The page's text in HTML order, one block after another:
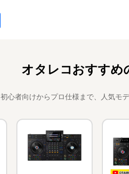
オタレコおすすめ
初心者向けからプロ仕様まで、人気モ